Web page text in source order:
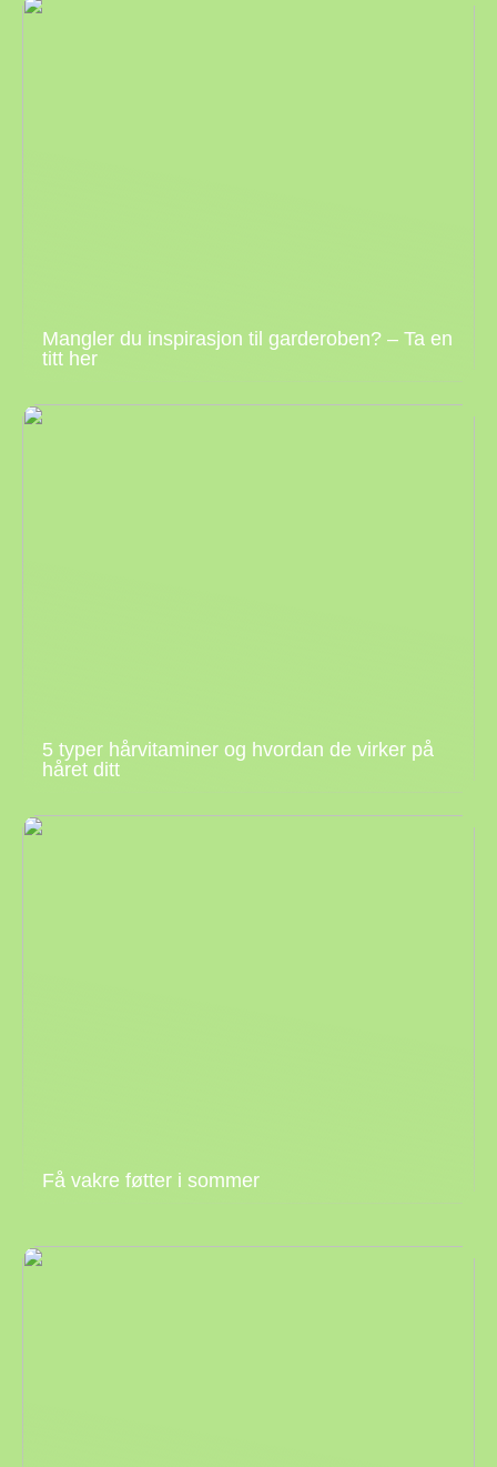
Mangler du inspirasjon til garderoben? – Ta en
titt her
5 typer hårvitaminer og hvordan de virker på
håret ditt
Få vakre føtter i sommer